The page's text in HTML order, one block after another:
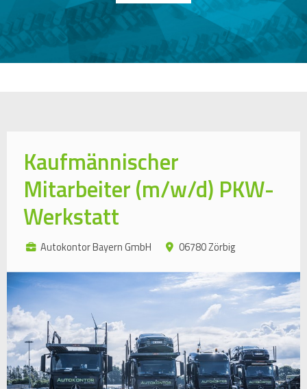
Kaufmännischer
Mitarbeiter (m/w/d) PKW-
Werkstatt
Autokontor Bayern GmbH 06780 Zörbig